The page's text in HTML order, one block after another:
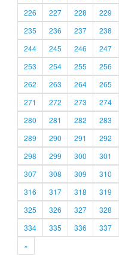
226
227 228 229
235
236 237 238
244
245 246 247
253
254 255 256
262
263 264 265
271
272 273 274
280
281 282 283
289
290 291 292
298
299 300 301
307
308 309 310
316
317 318 319
325
326 327 328
334
335 336 337
»